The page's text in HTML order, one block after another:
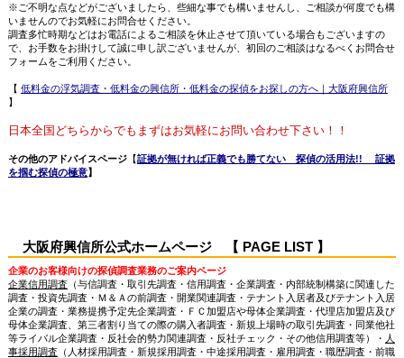
※ご不明な点などがございましたら、些細な事でも構いませんし、ご相談が何度でも構
いませんのでお気軽にお問合せください。
調査多忙時期などはお電話によるご相談を休止させて頂いている場合もございますの
で、お手数をお掛けして誠に申し訳ございませんが、初回のご相談はなるべくお問合せ
フォームをご利用ください。
【 低料金の浮気調査・低料金の興信所・低料金の探偵をお探しの方へ｜大阪府興信所
】
日本全国どちらからでもまずはお気軽にお問い合わせ下さい！！
その他のアドバイスページ【証拠が無ければ正義でも勝てない 探偵の活用法!! 証拠
を掴む探偵の極意】
大阪府興信所公式ホームページ 【 PAGE LIST 】
企業のお客様向けの探偵調査業務のご案内ページ
企業信用調査（与信調査・取引先調査・信用調査・企業調査・内部統制構築に関連した
調査・投資先調査・Ｍ＆Ａの前調査・開業関連調査・テナント入居者及びテナント入居
企業の調査・業務提携予定先企業調査・ＦＣ加盟店や母体企業調査・代理店加盟店及び
母体企業調査、第三者割り当ての際の購入者調査・新規上場時の取引先調査・同業他社
等ライバル企業調査・反社会的勢力関連調査・反社チェック・その他信用調査等）・ 人
事採用調査（人材採用調査・新規採用調査・中途採用調査・雇用調査・職歴調査・前職